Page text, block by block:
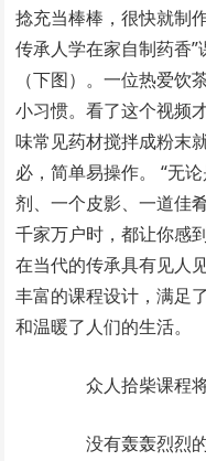
捻充当棒棒，很快就制
传承人学在家自制药香
（下图）。一位热爱
小习惯。看了这个视频
味常见药材搅拌成粉末
必，简单易操作。 “无
剂、一个皮影、一道佳
千家万户时，都让你感
在当代的传承具有见人
丰富的课程设计，满足
和温暖了人们的生活。
众人拾柴课程
没有轰轰烈烈的